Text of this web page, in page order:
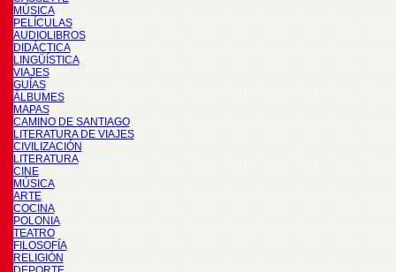
MÚSICA
PELÍCULAS
AUDIOLIBROS
DIDÁCTICA
LINGÜÍSTICA
VIAJES
GUÍAS
ÁLBUMES
MAPAS
CAMINO DE SANTIAGO
LITERATURA DE VIAJES
CIVILIZACIÓN
LITERATURA
CINE
MÚSICA
ARTE
COCINA
POLONIA
TEATRO
FILOSOFÍA
RELIGIÓN